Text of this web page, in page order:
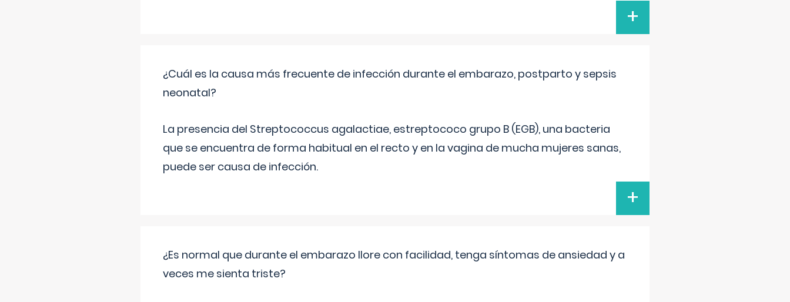
+
¿Cuál es la causa más frecuente de infección durante el embarazo, postparto y sepsis
neonatal?
La presencia del Streptococcus agalactiae, estreptococo grupo B (EGB), una bacteria
que se encuentra de forma habitual en el recto y en la vagina de mucha mujeres sanas,
puede ser causa de infección.
+
¿Es normal que durante el embarazo llore con facilidad, tenga síntomas de ansiedad y a
veces me sienta triste?